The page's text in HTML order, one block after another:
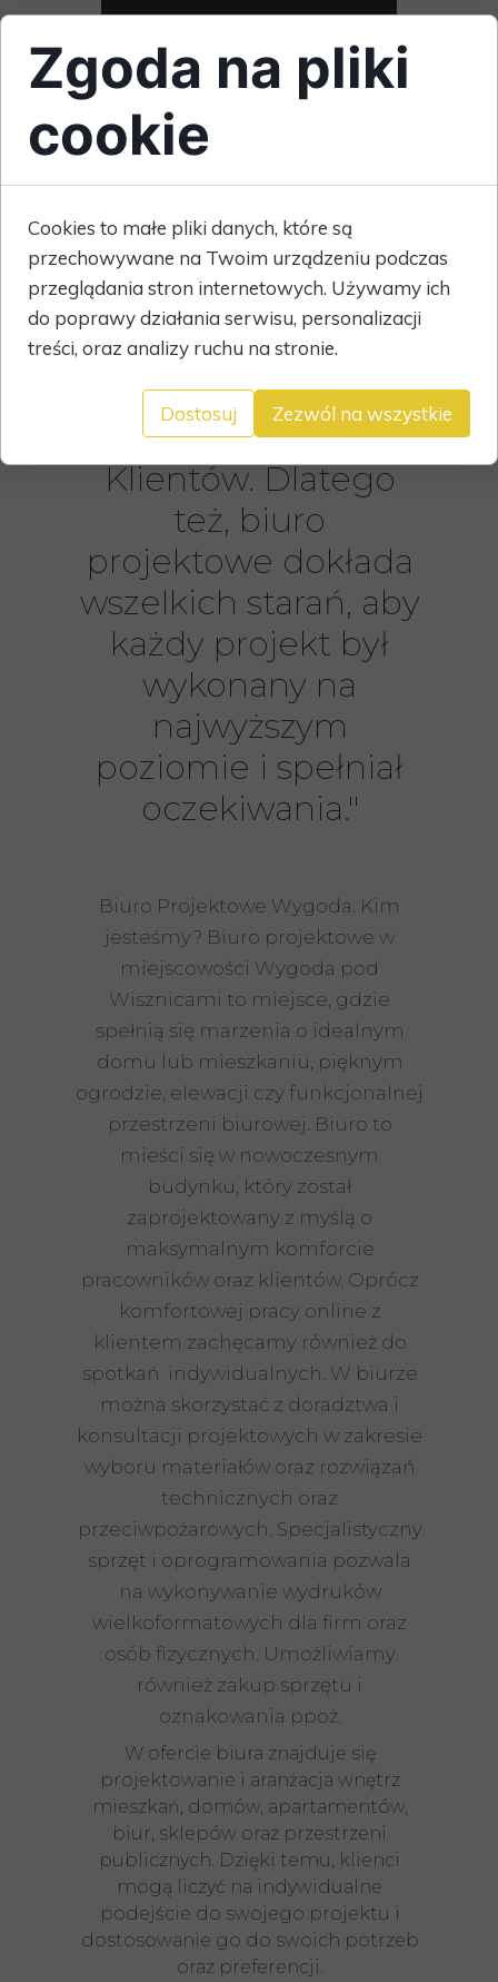
Asystent Projektanta
karolina@biuroprojektowewygoda.pl
"Najważniejsze jest
dla nas zadowolenie
Klientów. Dlatego
też, biuro
projektowe dokłada
wszelkich starań, aby
każdy projekt był
wykonany na
najwyższym
poziomie i spełniał
oczekiwania."
Biuro Projektowe Wygoda. Kim
jesteśmy? Biuro projektowe w
miejscowości Wygoda pod
Wisznicami to miejsce, gdzie
spełnią się marzenia o idealnym
domu lub mieszkaniu, pięknym
ogrodzie, elewacji czy funkcjonalnej
przestrzeni biurowej. Biuro to
mieści się w nowoczesnym
budynku, który został
zaprojektowany z myślą o
maksymalnym komforcie
pracowników oraz klientów. Oprócz
komfortowej pracy online z
klientem zachęcamy również do
spotkań indywidualnych. W biurze
można skorzystać z doradztwa i
konsultacji projektowych w zakresie
wyboru materiałów oraz rozwiązań
technicznych oraz
przeciwpożarowych. Specjalistyczny
sprzęt i oprogramowania pozwala
na wykonywanie wydruków
wielkoformatowych dla firm oraz
osób fizycznych. Umożliwiamy
również zakup sprzętu i
oznakowania ppoż.
W ofercie biura znajduje się
projektowanie i aranżacja wnętrz
mieszkań, domów, apartamentów,
biur, sklepów oraz przestrzeni
publicznych. Dzięki temu, klienci
mogą liczyć na indywidualne
podejście do swojego projektu i
dostosowanie go do swoich potrzeb
oraz preferencji.
Zgoda na pliki
cookie
Cookies to małe pliki danych, które są
przechowywane na Twoim urządzeniu podczas
przeglądania stron internetowych. Używamy ich
do poprawy działania serwisu, personalizacji
treści, oraz analizy ruchu na stronie.
Dostosuj Zezwól na wszystkie